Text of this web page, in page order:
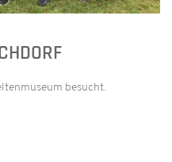
besucht.